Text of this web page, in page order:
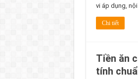
vi áp dụng,
Chi tiết
Tiền ăn
tính